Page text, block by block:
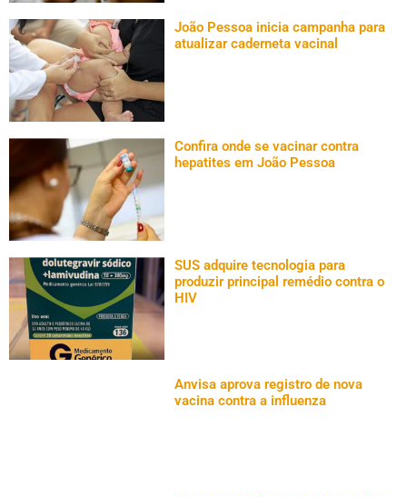
João Pessoa inicia campanha para
atualizar caderneta vacinal
Confira onde se vacinar contra
hepatites em João Pessoa
SUS adquire tecnologia para
produzir principal remédio contra o
HIV
Anvisa aprova registro de nova
vacina contra a influenza